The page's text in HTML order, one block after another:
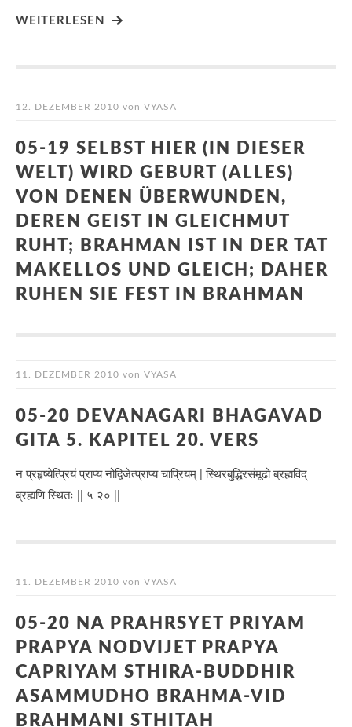
WEITERLESEN
12. DEZEMBER 2010 von VYASA
05-19 SELBST HIER (IN DIESER
WELT) WIRD GEBURT (ALLES)
VON DENEN ÜBERWUNDEN,
DEREN GEIST IN GLEICHMUT
RUHT; BRAHMAN IST IN DER TAT
MAKELLOS UND GLEICH; DAHER
RUHEN SIE FEST IN BRAHMAN
11. DEZEMBER 2010 von VYASA
05-20 DEVANAGARI BHAGAVAD
GITA 5. KAPITEL 20. VERS
न प्रहृष्येत्प्रियं प्राप्य नोद्विजेत्प्राप्य चाप्रियम् | स्थिरबुद्धिरसंमूढो ब्रह्मविद्
ब्रह्मणि स्थितः || ५ २० ||
11. DEZEMBER 2010 von VYASA
05-20 NA PRAHRSYET PRIYAM
PRAPYA NODVIJET PRAPYA
CAPRIYAM STHIRA-BUDDHIR
ASAMMUDHO BRAHMA-VID
BRAHMANI STHITAH